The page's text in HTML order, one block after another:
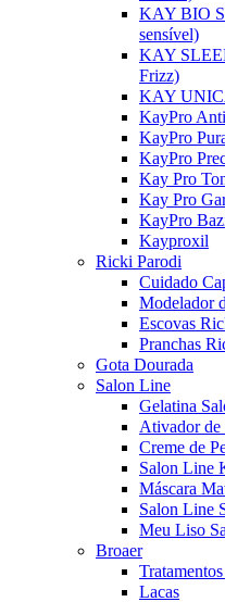
KAY BIO
sensível)
KAY
Frizz)
KAY
KayPro
KayPro
KayPro
Kay Pro
Kay Pro
KayPro
Kayproxil
Ricki Parodi
Cuidado
Modelador
Escovas
Pranchas
Gota Dourada
Salon Line
Gelatina
Ativador de
Creme de
Salon Line
Máscara
Salon Line
Meu Liso
Broaer
Lacas